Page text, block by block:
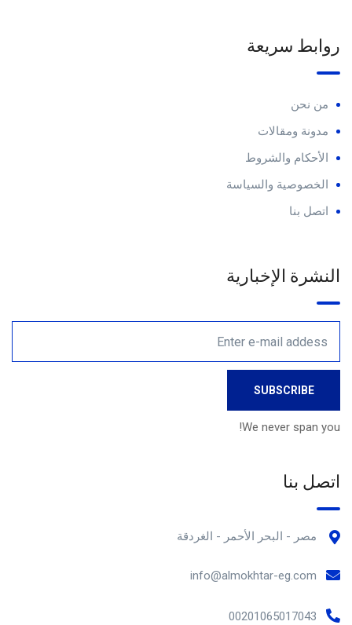
روابط سريعة
من نحن
مدونة ومقالات
الأحكام والشروط
الخصوصية والسياسة
اتصل بنا
النشرة الإخبارية
We never span you!
اتصل بنا
مصر - البحر الأحمر - الغردقة
info@almokhtar-eg.com
00201065017043